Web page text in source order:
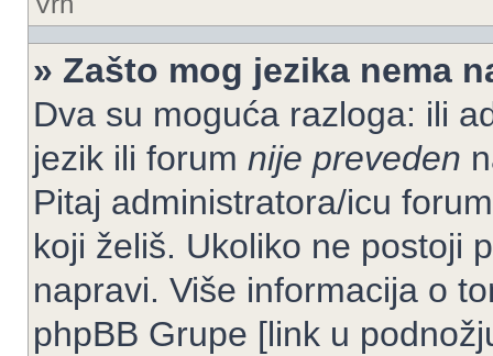
» Zašto mog jezika nema
Dva su moguća razloga: ili
jezik ili forum nije preveden
Pitaj administratora/icu
koji želiš. Ukoliko ne postoji
napravi. Više informacija o
phpBB Grupe [link u